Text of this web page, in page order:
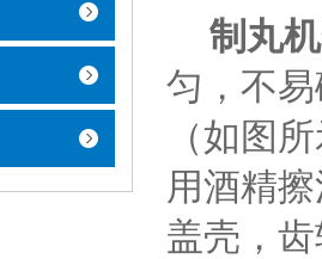
制丸机
匀，不
（如图
用酒精
盖壳，